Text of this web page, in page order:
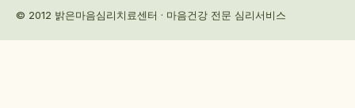
© 2012 밝은마음심리치료센터 · 마음건강 전문 심리서비스